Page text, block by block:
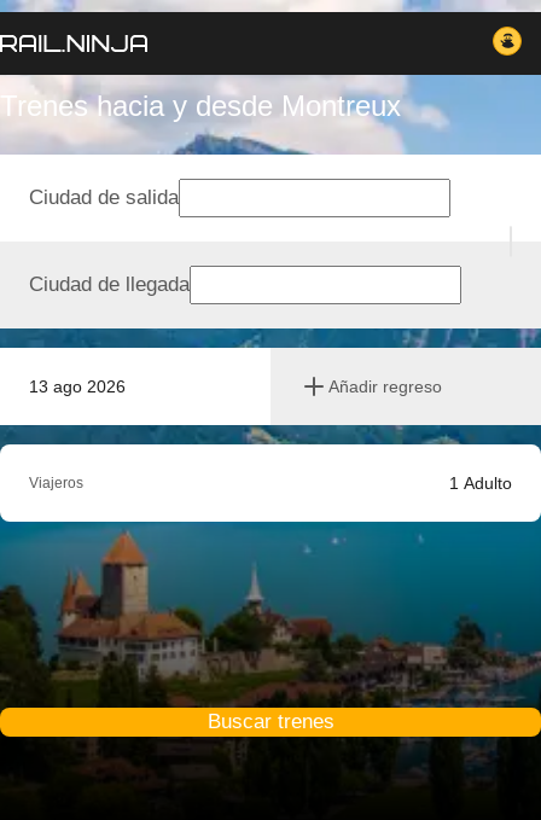
Trenes hacia y desde Montreux
13 ago 2026 Añadir regreso
Ciudad de salida
Ciudad de llegada
Viajeros 1 Adulto
Buscar trenes